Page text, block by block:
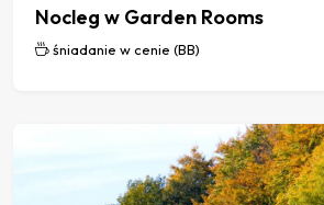
Nocleg w Garden Rooms
śniadanie w cenie (BB)